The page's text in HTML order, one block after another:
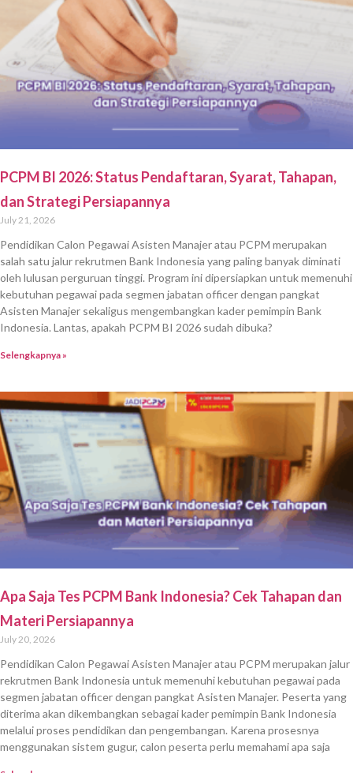
PCPM BI 2026: Status Pendaftaran, Syarat, Tahapan,
dan Strategi Persiapannya
July 21, 2026
Pendidikan Calon Pegawai Asisten Manajer atau PCPM merupakan
salah satu jalur rekrutmen Bank Indonesia yang paling banyak diminati
oleh lulusan perguruan tinggi. Program ini dipersiapkan untuk memenuhi
kebutuhan pegawai pada segmen jabatan officer dengan pangkat
Asisten Manajer sekaligus mengembangkan kader pemimpin Bank
Indonesia. Lantas, apakah PCPM BI 2026 sudah dibuka?
Selengkapnya »
Apa Saja Tes PCPM Bank Indonesia? Cek Tahapan dan
Materi Persiapannya
July 20, 2026
Pendidikan Calon Pegawai Asisten Manajer atau PCPM merupakan jalur
rekrutmen Bank Indonesia untuk memenuhi kebutuhan pegawai pada
segmen jabatan officer dengan pangkat Asisten Manajer. Peserta yang
diterima akan dikembangkan sebagai kader pemimpin Bank Indonesia
melalui proses pendidikan dan pengembangan. Karena prosesnya
menggunakan sistem gugur, calon peserta perlu memahami apa saja